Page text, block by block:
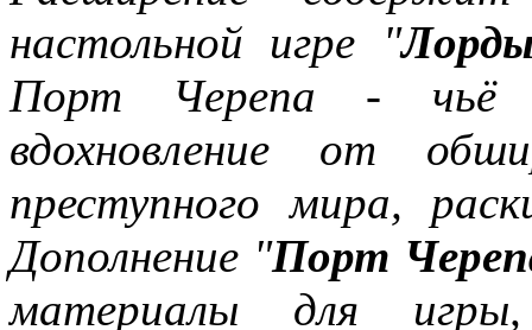
настольной игре "
Порт Черепа - чьё
вдохновление от
преступного мира,
Дополнение "Порт
материалы для